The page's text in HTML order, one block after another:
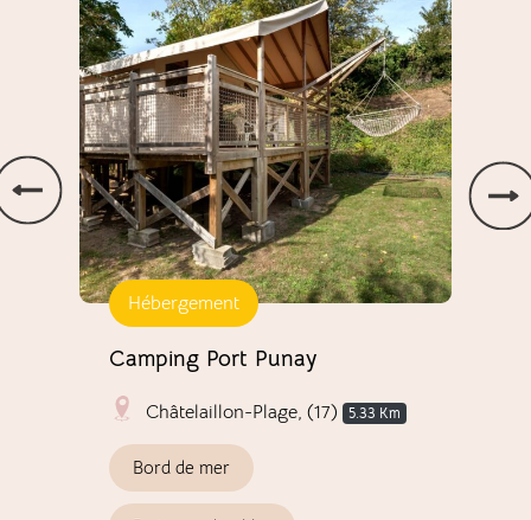
Hébergement
Camping Port Punay
Châtelaillon-Plage, (17) 5.33 Km
Bord de mer